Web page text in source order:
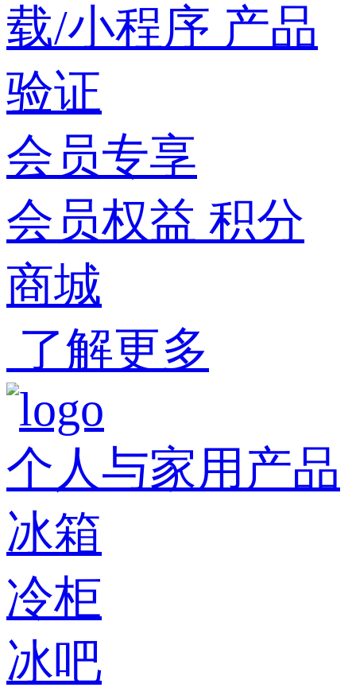
载/小程序 产品
验证
会员专享
会员权益 积分
商城
了解更多
个人与家用产品
冰箱
冷柜
冰吧